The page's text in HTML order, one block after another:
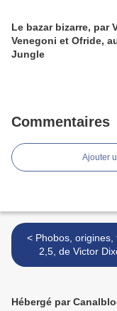
Le bazar bizarre, par
Venegoni et Ofride,
Jungle
Commentaires
Ajouter
< Phobos, origines, tome
2,5, de Victor
Hébergé par